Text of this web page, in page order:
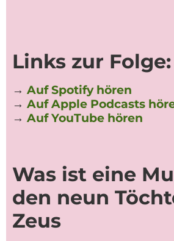
Links zur Folge:
→ Auf Spotify hören
→ Auf Apple Podcasts
→ Auf YouTube hören
Was ist eine
den neun
Zeus